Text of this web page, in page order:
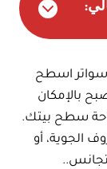
سواتر اسطح
بالإمكان
سطح بيتك.
الجوية، أو